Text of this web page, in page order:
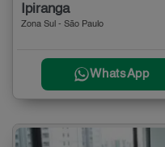
Ipiranga
Zona Sul - São Paulo
WhatsApp